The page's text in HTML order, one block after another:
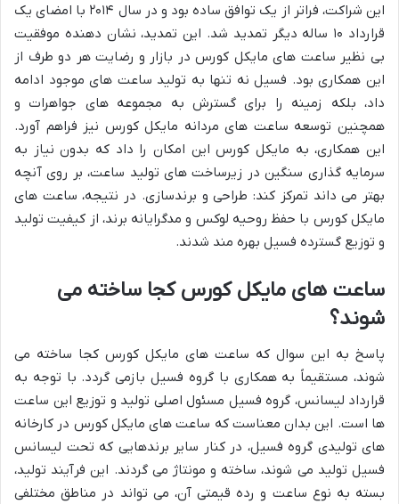
این شراکت، فراتر از یک توافق ساده بود و در سال ۲۰۱۴ با امضای یک
قرارداد ۱۰ ساله دیگر تمدید شد. این تمدید، نشان دهنده موفقیت
بی نظیر ساعت های مایکل کورس در بازار و رضایت هر دو طرف از
این همکاری بود. فسیل نه تنها به تولید ساعت های موجود ادامه
داد، بلکه زمینه را برای گسترش به مجموعه های جواهرات و
همچنین توسعه ساعت های مردانه مایکل کورس نیز فراهم آورد.
این همکاری، به مایکل کورس این امکان را داد که بدون نیاز به
سرمایه گذاری سنگین در زیرساخت های تولید ساعت، بر روی آنچه
بهتر می داند تمرکز کند: طراحی و برندسازی. در نتیجه، ساعت های
مایکل کورس با حفظ روحیه لوکس و مدگرایانه برند، از کیفیت تولید
و توزیع گسترده فسیل بهره مند شدند.
ساعت های مایکل کورس کجا ساخته می
شوند؟
پاسخ به این سوال که ساعت های مایکل کورس کجا ساخته می
شوند، مستقیماً به همکاری با گروه فسیل بازمی گردد. با توجه به
قرارداد لیسانس، گروه فسیل مسئول اصلی تولید و توزیع این ساعت
ها است. این بدان معناست که ساعت های مایکل کورس در کارخانه
های تولیدی گروه فسیل، در کنار سایر برندهایی که تحت لیسانس
فسیل تولید می شوند، ساخته و مونتاژ می گردند. این فرآیند تولید،
بسته به نوع ساعت و رده قیمتی آن، می تواند در مناطق مختلفی